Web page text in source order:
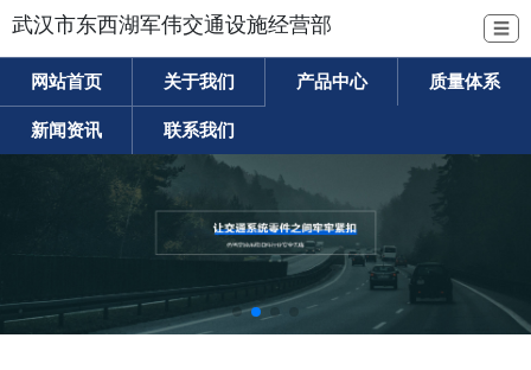
武汉市东西湖军伟交通设施经营部 ☰
网站首页 关于我们 产品中心 质量体系
新闻资讯 联系我们